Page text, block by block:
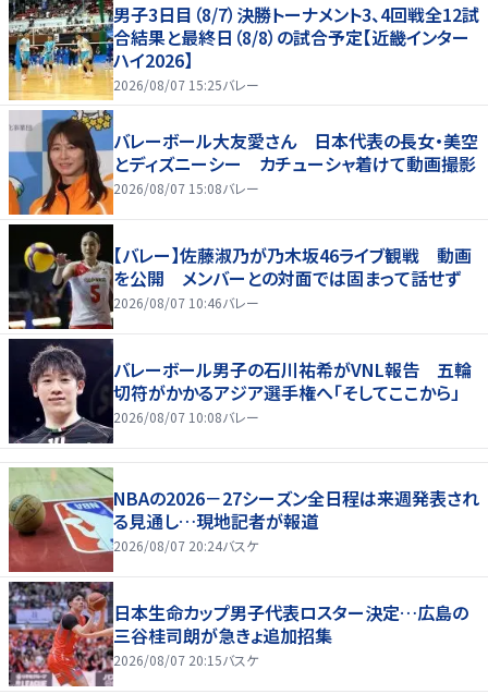
男子3日目（8/7）決勝トーナメント3、4回戦全12試
合結果と最終日（8/8）の試合予定【近畿インター
ハイ2026】
2026/08/07 15:25バレー
バレーボール大友愛さん 日本代表の長女・美空
とディズニーシー カチューシャ着けて動画撮影
2026/08/07 15:08バレー
【バレー】佐藤淑乃が乃木坂46ライブ観戦 動画
を公開 メンバーとの対面では固まって話せず
2026/08/07 10:46バレー
バレーボール男子の石川祐希がVNL報告 五輪
切符がかかるアジア選手権へ「そしてここから」
2026/08/07 10:08バレー
NBAの2026－27シーズン全日程は来週発表され
る見通し…現地記者が報道
2026/08/07 20:24バスケ
日本生命カップ男子代表ロスター決定…広島の
三谷桂司朗が急きょ追加招集
2026/08/07 20:15バスケ